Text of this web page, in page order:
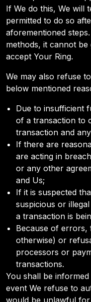
If We do this, We will
permitted to do so
aforementioned
methods, it cannot
accept Your Ring.
We may also refuse
below mentioned
Due to insufficient
of a transaction to
transaction and
If there are
are acting in
or any other
and Us;
If it is suspected
suspicious or
a transaction is
Because of errors,
otherwise) or
processors or
transactions.
You shall be
event We refuse to
would be unlawful